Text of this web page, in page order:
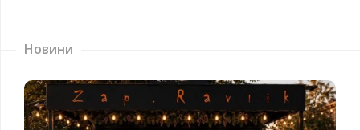
Новини